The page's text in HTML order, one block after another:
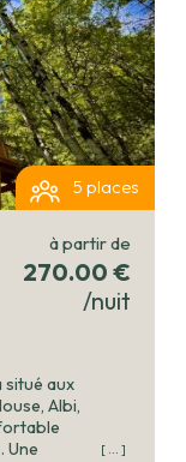
5 places
à partir de
270.00 €
/nuit
situé aux
Albi,
Une
[ ... ]